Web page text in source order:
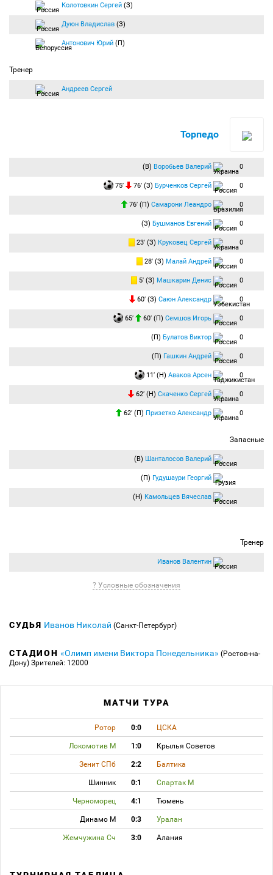
Колотовкин Сергей (З)
Дуюн Владислав (З)
Антонович Юрий (П)
Тренер
Андреев Сергей
Торпедо
(В) Воробьев Валерий 0
75′ 76′ (З) Бурченков Сергей 0
76′ (П) Самарони Леандро 0
(З) Бушманов Евгений 0
23′ (З) Круковец Сергей 0
28′ (З) Малай Андрей 0
5′ (З) Машкарин Денис 0
60′ (З) Саюн Александр 0
65′ 60′ (П) Семшов Игорь 0
(П) Булатов Виктор 0
(П) Гашкин Андрей 0
11′ (Н) Аваков Арсен 0
62′ (Н) Скаченко Сергей 0
62′ (П) Призетко Александр 0
Запасные
(В) Шанталосов Валерий
(П) Гудушаури Георгий
(Н) Камольцев Вячеслав
Тренер
Иванов Валентин
? Условные обозначения
СУДЬЯ Иванов Николай (Санкт-Петербург)
СТАДИОН «Олимп имени Виктора Понедельника» (Ростов-на-
Дону) Зрителей: 12000
МАТЧИ ТУРА
Ротор 0:0 ЦСКА
Локомотив М 1:0 Крылья Советов
Зенит СПб 2:2 Балтика
Шинник 0:1 Спартак М
Черноморец 4:1 Тюмень
Динамо М 0:3 Уралан
Жемчужина Сч 3:0 Алания